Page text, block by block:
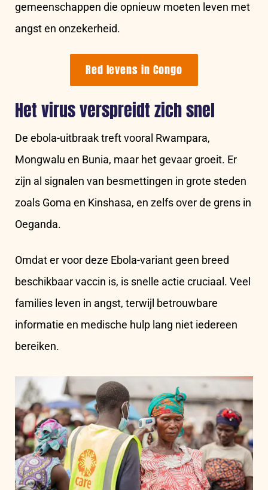
gemeenschappen die opnieuw moeten leven met
angst en onzekerheid.
Red levens in Congo
Het virus verspreidt zich snel
De ebola-uitbraak treft vooral Rwampara,
Mongwalu en Bunia, maar het gevaar groeit. Er
zijn al signalen van besmettingen in grote steden
zoals Goma en Kinshasa, en zelfs over de grens in
Oeganda.
Omdat er voor deze Ebola-variant geen breed
beschikbaar vaccin is, is snelle actie cruciaal. Veel
families leven in angst, terwijl betrouwbare
informatie en medische hulp lang niet iedereen
bereiken.